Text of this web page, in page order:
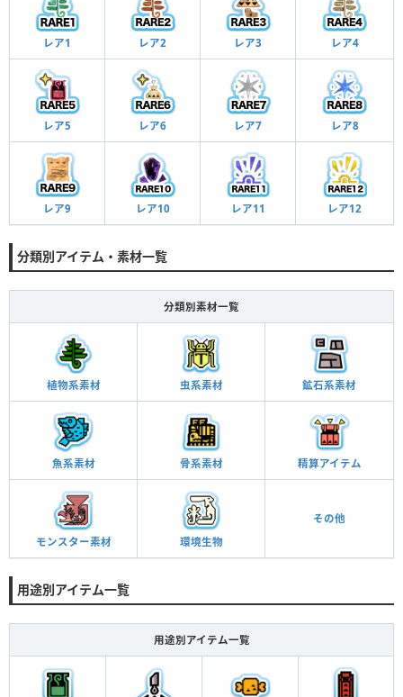
レア1 レア2 レア3 レア4
レア5 レア6 レア7 レア8
レア9 レア10 レア11 レア12
分類別アイテム・素材一覧
分類別素材一覧
植物系素材 虫系素材 鉱石系素材
魚系素材 骨系素材 精算アイテム
モンスター素材 環境生物
その他
用途別アイテム一覧
用途別アイテム一覧